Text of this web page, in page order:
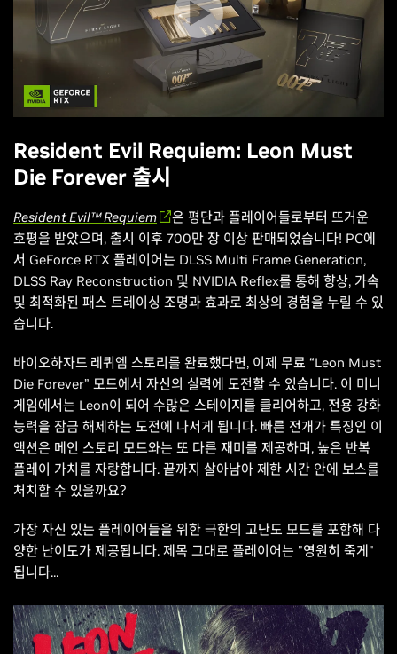
Resident Evil Requiem: Leon Must
Die Forever 출시
Resident Evil™ Requiem
은 평단과 플레이어들로부터 뜨거운
호평을 받았으며, 출시 이후 700만 장 이상 판매되었습니다! PC에
서 GeForce RTX 플레이어는 DLSS Multi Frame Generation,
DLSS Ray Reconstruction 및 NVIDIA Reflex를 통해 향상, 가속
및 최적화된 패스 트레이싱 조명과 효과로 최상의 경험을 누릴 수 있
습니다.
바이오하자드 레퀴엠 스토리를 완료했다면, 이제 무료 “Leon Must
Die Forever” 모드에서 자신의 실력에 도전할 수 있습니다. 이 미니
게임에서는 Leon이 되어 수많은 스테이지를 클리어하고, 전용 강화
능력을 잠금 해제하는 도전에 나서게 됩니다. 빠른 전개가 특징인 이
액션은 메인 스토리 모드와는 또 다른 재미를 제공하며, 높은 반복
플레이 가치를 자랑합니다. 끝까지 살아남아 제한 시간 안에 보스를
처치할 수 있을까요?
가장 자신 있는 플레이어들을 위한 극한의 고난도 모드를 포함해 다
양한 난이도가 제공됩니다. 제목 그대로 플레이어는 "영원히 죽게"
됩니다...